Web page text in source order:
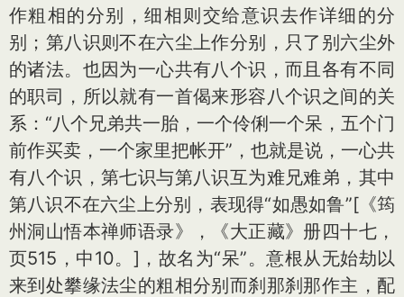
作粗相的分别，细相则交给意识去作详细的分
别；第八识则不在六尘上作分别，只了别六尘外
的诸法。也因为一心共有八个识，而且各有不同
的职司，所以就有一首偈来形容八个识之间的关
系：“八个兄弟共一胎，一个伶俐一个呆，五个门
前作买卖，一个家里把帐开”，也就是说，一心共
有八个识，第七识与第八识互为难兄难弟，其中
第八识不在六尘上分别，表现得“如愚如鲁”[《筠
州洞山悟本禅师语录》，《大正藏》册四十七，
页515，中10。]，故名为“呆”。意根从无始劫以
来到处攀缘法尘的粗相分别而刹那刹那作主，配